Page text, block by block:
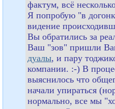
фактум, всё
Я попробую "в
видение
Вы обратились за
Ваш "зов" пришли
дуалы, и пару
компании. :-) В
выяснилось что
начали упираться
нормально, все мы